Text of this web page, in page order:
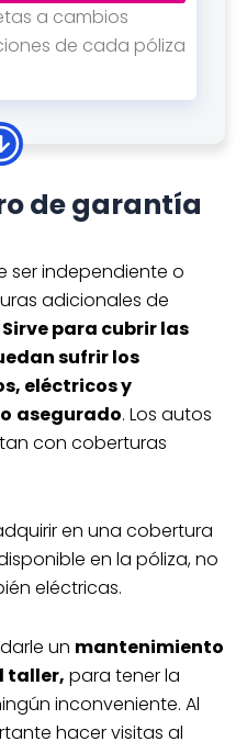
a cambios
de cada póliza
tu seguro de auto
y más
gratis!
a cambios
de cada póliza
tu seguro de auto
Aveo desde
vial y más
gratis!
de garantía
ser independiente o
adicionales de
Sirve para cubrir las
sufrir los
eléctricos y
asegurado. Los autos
con coberturas
en una cobertura
en la póliza, no
eléctricas.
un mantenimiento
taller, para tener la
inconveniente. Al
hacer visitas al